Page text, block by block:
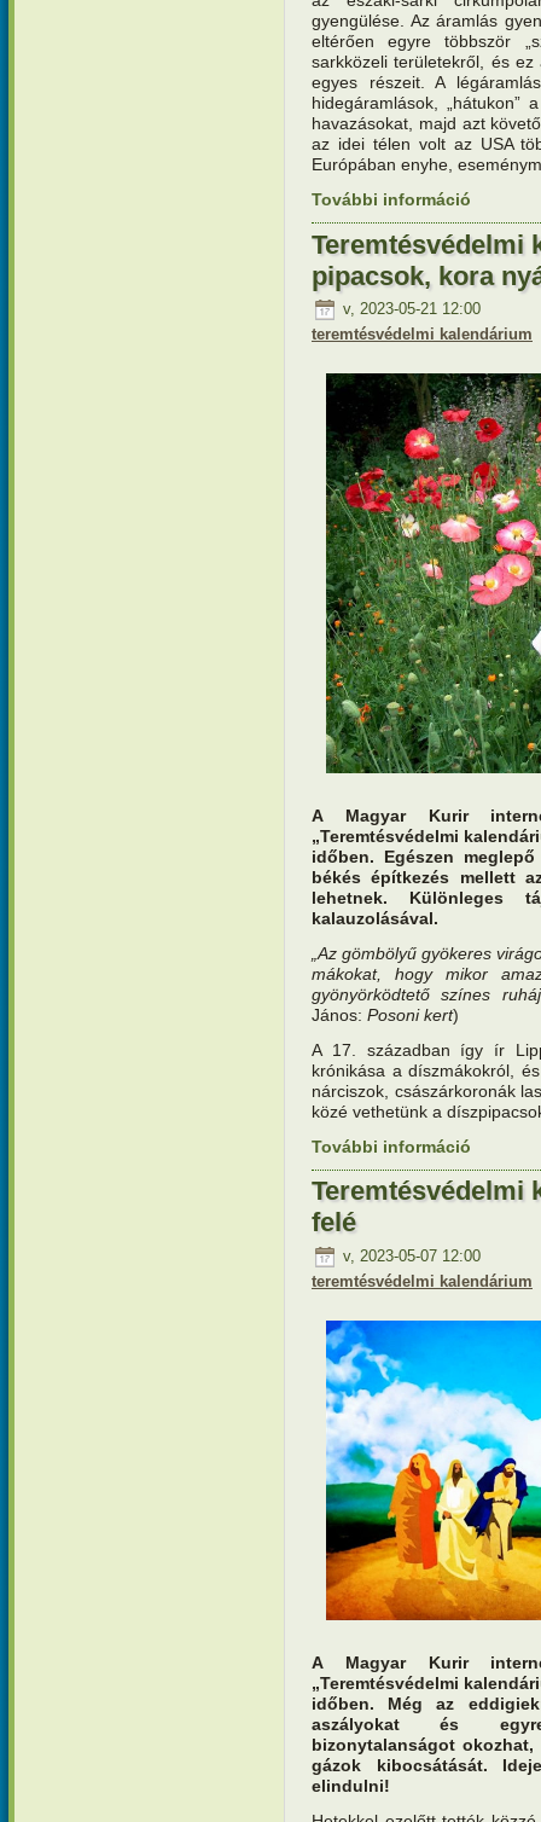
gyengülése. Az áramlás
eltérően egyre többször
sarkközeli területekről, és
egyes részeit. A
hidegáramlások, „hátukon”
havazásokat, majd azt
az idei télen volt az USA
Európában enyhe,
További információ
Teremtésvédelmi
pipacsok, kora
v, 2023-05-21 12:00
teremtésvédelmi kalendárium
A Magyar Kurir
„Teremtésvédelmi
időben. Egészen
békés építkezés mellett
lehetnek. Különleges
kalauzolásával.
„Az gömbölyű gyökeres
mákokat, hogy mikor
gyönyörködtető színes
János: Posoni kert)
A 17. században így ír
krónikása a díszmákokról,
nárciszok, császárkoronák
közé vethetünk a
További információ
Teremtésvédelmi
felé
v, 2023-05-07 12:00
teremtésvédelmi kalendárium
A Magyar Kurir
„Teremtésvédelmi
időben. Még az
aszályokat és egyre
bizonytalanságot
gázok kibocsátását.
elindulni!